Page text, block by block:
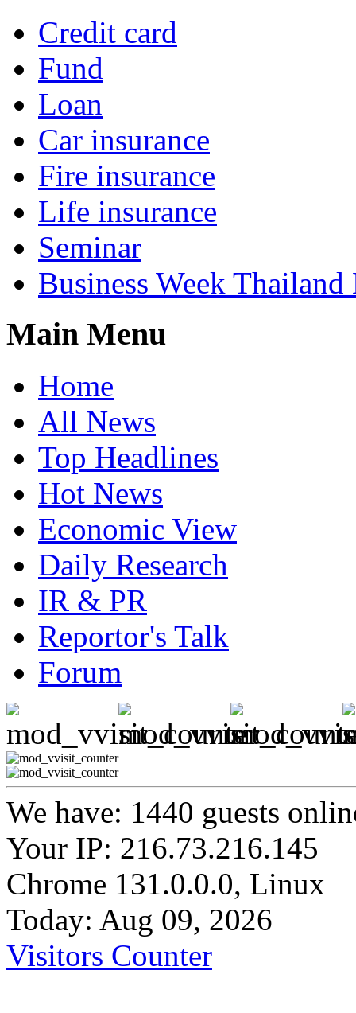
Credit card
Fund
Loan
Car insurance
Fire insurance
Life insurance
Seminar
Business Week Thailand
Main Menu
Home
All News
Top Headlines
Hot News
Economic View
Daily Research
IR & PR
Reportor's Talk
Forum
We have: 1440 guests
Your IP: 216.73.216.145
Chrome 131.0.0.0, Linux
Today: Aug 09, 2026
Visitors Counter